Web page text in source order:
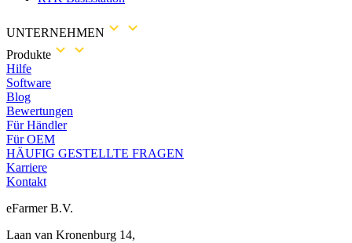
UNTERNEHMEN
Produkte
Hilfe
Software
Blog
Bewertungen
Für Händler
Für OEM
HÄUFIG GESTELLTE FRAGEN
Karriere
Kontakt
eFarmer B.V.
Laan van Kronenburg 14,